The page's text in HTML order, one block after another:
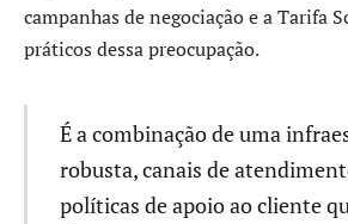
campanhas de negociação e a Tarifa
práticos dessa preocupação.
É a combinação de uma
robusta, canais de
políticas de apoio ao cliente